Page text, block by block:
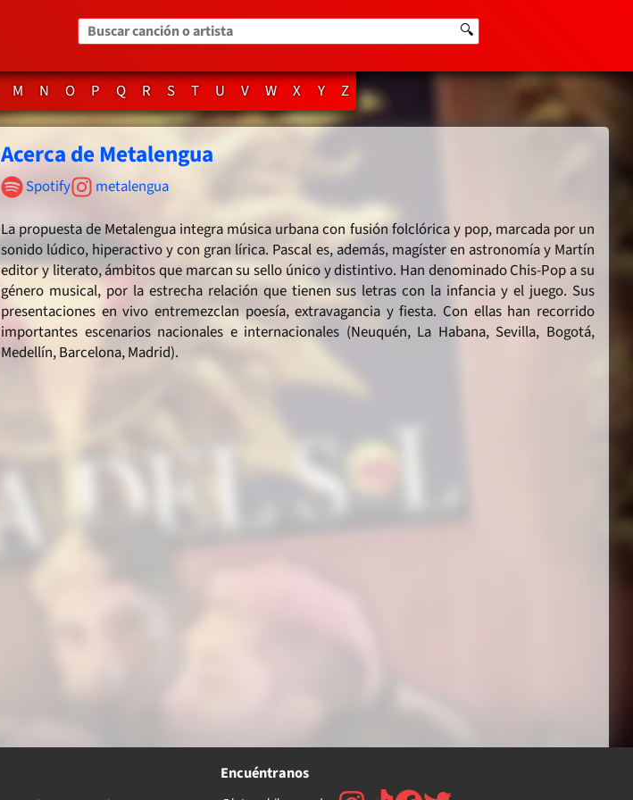
Buscar canción o artista 🔍
M N O P Q R S T U V W X Y Z
Acerca de Metalengua
Spotify
metalengua
La propuesta de Metalengua integra música urbana con fusión folclórica y pop, marcada por un
sonido lúdico, hiperactivo y con gran lírica. Pascal es, además, magíster en astronomía y Martín
editor y literato, ámbitos que marcan su sello único y distintivo. Han denominado Chis-Pop a su
género musical, por la estrecha relación que tienen sus letras con la infancia y el juego. Sus
presentaciones en vivo entremezclan poesía, extravagancia y fiesta. Con ellas han recorrido
importantes escenarios nacionales e internacionales (Neuquén, La Habana, Sevilla, Bogotá,
Medellín, Barcelona, Madrid).
Encuéntranos